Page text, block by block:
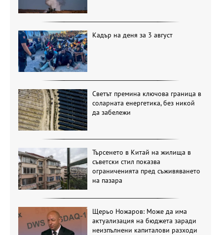
Кадър на деня за 3 август
Светът премина ключова граница в
соларната енергетика, без никой
да забележи
Търсенето в Китай на жилища в
съветски стил показва
ограниченията пред съживяването
на пазара
Щерьо Ножаров: Може да има
актуализация на бюджета заради
неизпълнени капиталови разходи